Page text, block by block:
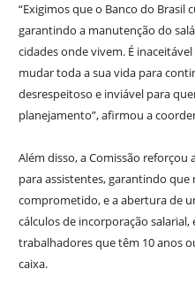
“Exigimos que o Banco do Brasil
garantindo a manutenção do
cidades onde vivem. É
mudar toda a sua vida para
desrespeitoso e inviável para
planejamento”, afirmou a
Além disso, a Comissão reforçou
para assistentes, garantindo
comprometido, e a abertura de
cálculos de incorporação
trabalhadores que têm 10 anos
caixa.